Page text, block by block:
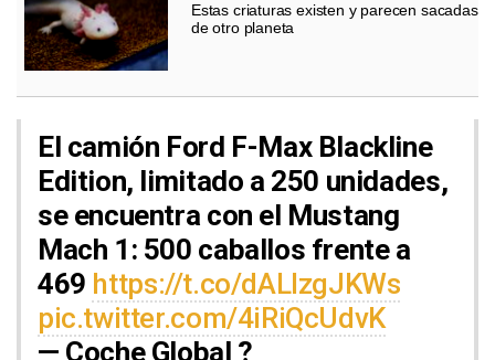
Estas criaturas existen y parecen sacadas
de otro planeta
El camión Ford F-Max Blackline
Edition, limitado a 250 unidades,
se encuentra con el Mustang
Mach 1: 500 caballos frente a
469 https://t.co/dALlzgJKWs
pic.twitter.com/4iRiQcUdvK
— Coche Global ?